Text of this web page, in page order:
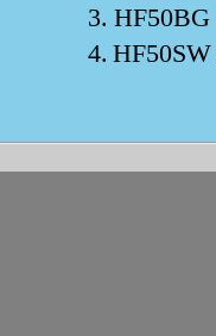
3. HF50BG
4. HF50SW